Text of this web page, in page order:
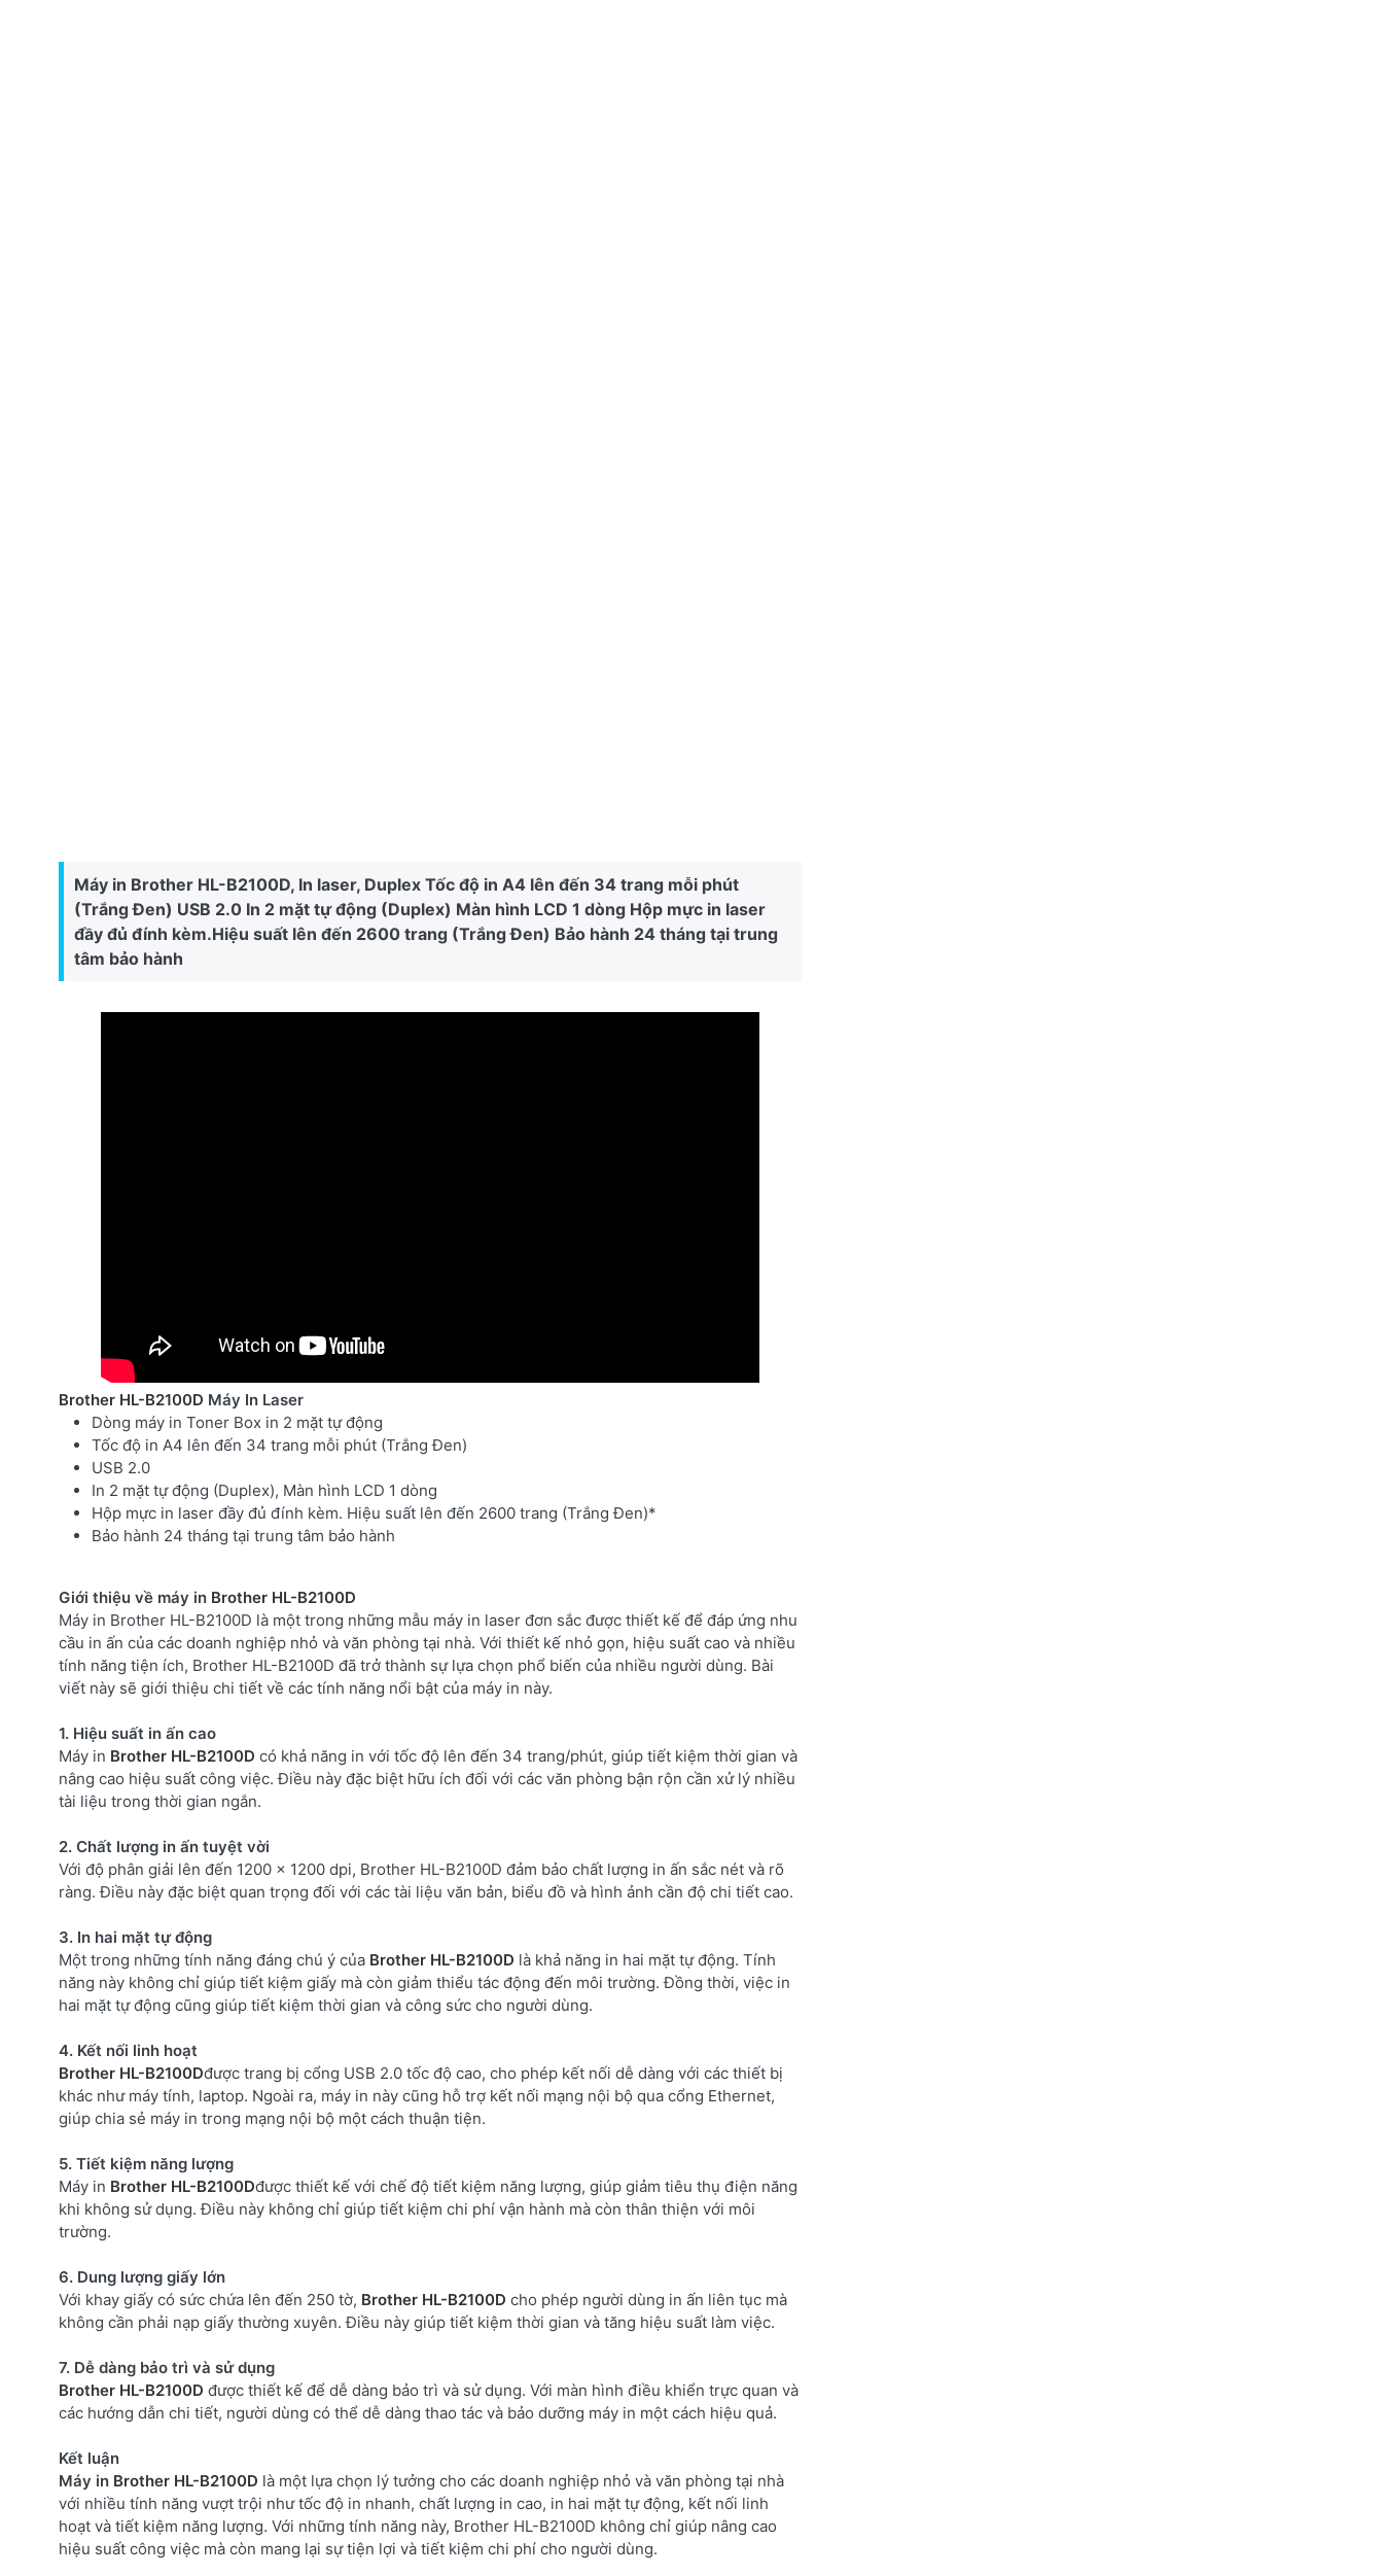
Máy in Brother HL-B2100D, In laser, Duplex Tốc độ in A4 lên đến 34 trang mỗi phút
(Trắng Đen) USB 2.0 In 2 mặt tự động (Duplex) Màn hình LCD 1 dòng Hộp mực in laser
đầy đủ đính kèm.Hiệu suất lên đến 2600 trang (Trắng Đen) Bảo hành 24 tháng tại trung
tâm bảo hành
Brother HL-B2100D Máy In Laser
Dòng máy in Toner Box in 2 mặt tự động
Tốc độ in A4 lên đến 34 trang mỗi phút (Trắng Đen)
USB 2.0
In 2 mặt tự động (Duplex), Màn hình LCD 1 dòng
Hộp mực in laser đầy đủ đính kèm. Hiệu suất lên đến 2600 trang (Trắng Đen)*
Bảo hành 24 tháng tại trung tâm bảo hành
Giới thiệu về máy in Brother HL-B2100D
Máy in Brother HL-B2100D là một trong những mẫu máy in laser đơn sắc được thiết kế để đáp ứng nhu
cầu in ấn của các doanh nghiệp nhỏ và văn phòng tại nhà. Với thiết kế nhỏ gọn, hiệu suất cao và nhiều
tính năng tiện ích, Brother HL-B2100D đã trở thành sự lựa chọn phổ biến của nhiều người dùng. Bài
viết này sẽ giới thiệu chi tiết về các tính năng nổi bật của máy in này.
1. Hiệu suất in ấn cao
Máy in Brother HL-B2100D có khả năng in với tốc độ lên đến 34 trang/phút, giúp tiết kiệm thời gian và
nâng cao hiệu suất công việc. Điều này đặc biệt hữu ích đối với các văn phòng bận rộn cần xử lý nhiều
tài liệu trong thời gian ngắn.
2. Chất lượng in ấn tuyệt vời
Với độ phân giải lên đến 1200 x 1200 dpi, Brother HL-B2100D đảm bảo chất lượng in ấn sắc nét và rõ
ràng. Điều này đặc biệt quan trọng đối với các tài liệu văn bản, biểu đồ và hình ảnh cần độ chi tiết cao.
3. In hai mặt tự động
Một trong những tính năng đáng chú ý của Brother HL-B2100D là khả năng in hai mặt tự động. Tính
năng này không chỉ giúp tiết kiệm giấy mà còn giảm thiểu tác động đến môi trường. Đồng thời, việc in
hai mặt tự động cũng giúp tiết kiệm thời gian và công sức cho người dùng.
4. Kết nối linh hoạt
Brother HL-B2100Dđược trang bị cổng USB 2.0 tốc độ cao, cho phép kết nối dễ dàng với các thiết bị
khác như máy tính, laptop. Ngoài ra, máy in này cũng hỗ trợ kết nối mạng nội bộ qua cổng Ethernet,
giúp chia sẻ máy in trong mạng nội bộ một cách thuận tiện.
5. Tiết kiệm năng lượng
Máy in Brother HL-B2100Dđược thiết kế với chế độ tiết kiệm năng lượng, giúp giảm tiêu thụ điện năng
khi không sử dụng. Điều này không chỉ giúp tiết kiệm chi phí vận hành mà còn thân thiện với môi
trường.
6. Dung lượng giấy lớn
Với khay giấy có sức chứa lên đến 250 tờ, Brother HL-B2100D cho phép người dùng in ấn liên tục mà
không cần phải nạp giấy thường xuyên. Điều này giúp tiết kiệm thời gian và tăng hiệu suất làm việc.
7. Dễ dàng bảo trì và sử dụng
Brother HL-B2100D được thiết kế để dễ dàng bảo trì và sử dụng. Với màn hình điều khiển trực quan và
các hướng dẫn chi tiết, người dùng có thể dễ dàng thao tác và bảo dưỡng máy in một cách hiệu quả.
Kết luận
Máy in Brother HL-B2100D là một lựa chọn lý tưởng cho các doanh nghiệp nhỏ và văn phòng tại nhà
với nhiều tính năng vượt trội như tốc độ in nhanh, chất lượng in cao, in hai mặt tự động, kết nối linh
hoạt và tiết kiệm năng lượng. Với những tính năng này, Brother HL-B2100D không chỉ giúp nâng cao
hiệu suất công việc mà còn mang lại sự tiện lợi và tiết kiệm chi phí cho người dùng.